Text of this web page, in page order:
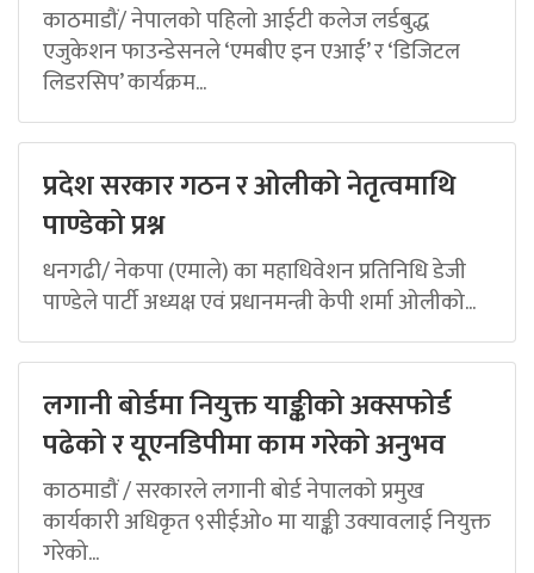
काठमाडौं/ नेपालको पहिलो आईटी कलेज लर्डबुद्ध
एजुकेशन फाउन्डेसनले ‘एमबीए इन एआई’ र ‘डिजिटल
लिडरसिप’ कार्यक्रम...
प्रदेश सरकार गठन र ओलीको नेतृत्वमाथि
पाण्डेको प्रश्न
धनगढी/ नेकपा (एमाले) का महाधिवेशन प्रतिनिधि डेजी
पाण्डेले पार्टी अध्यक्ष एवं प्रधानमन्त्री केपी शर्मा ओलीको...
लगानी बोर्डमा नियुक्त याङ्कीको अक्सफोर्ड
पढेको र यूएनडिपीमा काम गरेको अनुभव
काठमाडौं / सरकारले लगानी बोर्ड नेपालको प्रमुख
कार्यकारी अधिकृत ९सीईओ० मा याङ्की उक्यावलाई नियुक्त
गरेको...